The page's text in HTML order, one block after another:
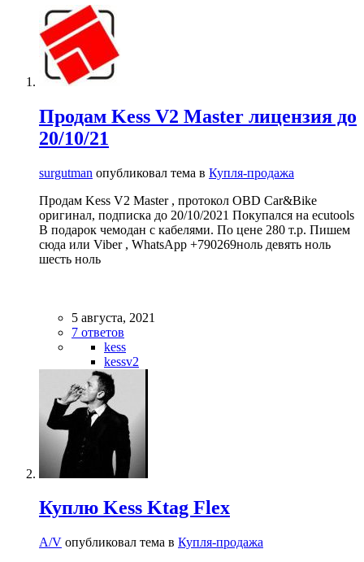
Продам Kess V2 Master лицензия до
20/10/21
surgutman опубликовал тема в Купля-продажа
Продам Kess V2 Master , протокол OBD Car&Bike
оригинал, подписка до 20/10/2021 Покупался на ecutools
В подарок чемодан с кабелями. По цене 280 т.р. Пишем
сюда или Viber , WhatsApp +790269ноль девять ноль
шесть ноль
5 августа, 2021
7 ответов
kess
kessv2
Куплю Kess Ktag Flex
A/V опубликовал тема в Купля-продажа